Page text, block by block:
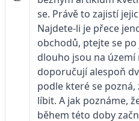
se. Právě to zajistí
Najdete-li je přece
obchodů, ptejte se
dlouho jsou na
doporučují alespoň
podle které se
líbit. A jak poznáme,
během této doby